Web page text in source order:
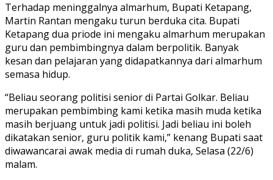
Terhadap meninggalnya almarhum, Bupati Ketapang,
Martin Rantan mengaku turun berduka cita. Bupati
Ketapang dua priode ini mengaku almarhum merupakan
guru dan pembimbingnya dalam berpolitik. Banyak
kesan dan pelajaran yang didapatkannya dari almarhum
semasa hidup.
“Beliau seorang politisi senior di Partai Golkar. Beliau
merupakan pembimbing kami ketika masih muda ketika
masih berjuang untuk jadi politisi. Jadi beliau ini boleh
dikatakan senior, guru politik kami,” kenang Bupati saat
diwawancarai awak media di rumah duka, Selasa (22/6)
malam.